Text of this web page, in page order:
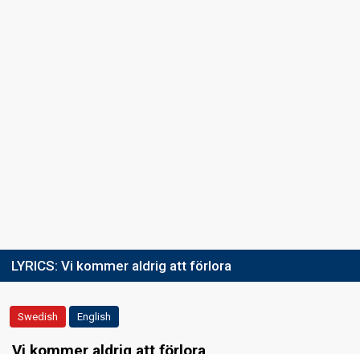
LYRICS: Vi kommer aldrig att förlora
Swedish English